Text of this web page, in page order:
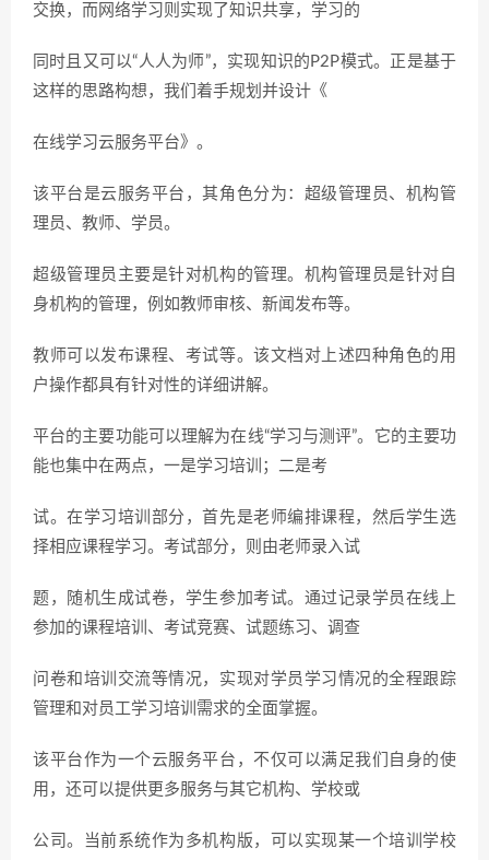
交换，而网络学习则实现了知识共享，学习的
同时且又可以“人人为师”，实现知识的P2P模式。正是基于
这样的思路构想，我们着手规划并设计《
在线学习云服务平台》。
该平台是云服务平台，其角色分为：超级管理员、机构管
理员、教师、学员。
超级管理员主要是针对机构的管理。机构管理员是针对自
身机构的管理，例如教师审核、新闻发布等。
教师可以发布课程、考试等。该文档对上述四种角色的用
户操作都具有针对性的详细讲解。
平台的主要功能可以理解为在线“学习与测评”。它的主要功
能也集中在两点，一是学习培训；二是考
试。在学习培训部分，首先是老师编排课程，然后学生选
择相应课程学习。考试部分，则由老师录入试
题，随机生成试卷，学生参加考试。通过记录学员在线上
参加的课程培训、考试竞赛、试题练习、调查
问卷和培训交流等情况，实现对学员学习情况的全程跟踪
管理和对员工学习培训需求的全面掌握。
该平台作为一个云服务平台，不仅可以满足我们自身的使
用，还可以提供更多服务与其它机构、学校或
公司。当前系统作为多机构版，可以实现某一个培训学校